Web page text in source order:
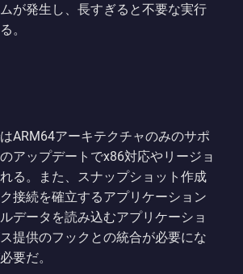
が発生し、長すぎると不要な実行
。
ARM64アーキテクチャのみのサポ
アップデートでx86対応やリージョ
る。また、スナップショット作成
接続を確立するアプリケーション
データを読み込むアプリケーショ
提供のフックとの統合が必要にな
要だ。